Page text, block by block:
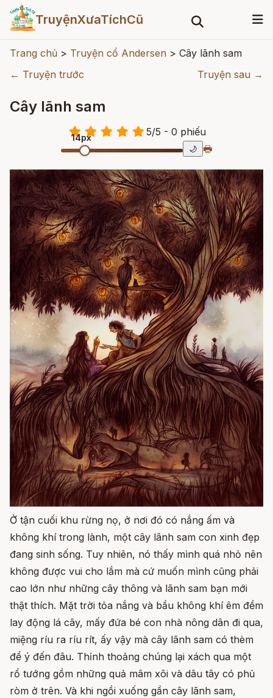
TruyệnXưaTíchCũ
Trang chủ > Truyện cổ Andersen > Cây lãnh sam
← Truyện trước
Truyện sau →
Cây lãnh sam
5/5 - 0 phiếu
14px
🌙 🖶
Ở tận cuối khu rừng nọ, ở nơi đó có nắng ấm và
không khí trong lành, một cây lãnh sam con xinh đẹp
đang sinh sống. Tuy nhiên, nó thấy mình quá nhỏ nên
không được vui cho lắm mà cứ muốn mình cũng phải
cao lớn như những cây thông và lãnh sam bạn mới
thật thích. Mặt trời tỏa nắng và bầu không khí êm đềm
lay động lá cây, mấy đứa bé con nhà nông dân đi qua,
miệng ríu ra ríu rít, ấy vậy mà cây lãnh sam có thèm
để ý đến đâu. Thỉnh thoảng chúng lại xách qua một
rổ tướng gồm những quả mâm xôi và dâu tây có phủ
ròm ở trên. Và khi ngồi xuống gần cây lãnh sam,